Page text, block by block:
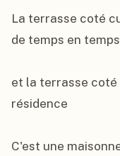
La terrasse coté
de temps en
et la terrasse coté
résidence
C'est une